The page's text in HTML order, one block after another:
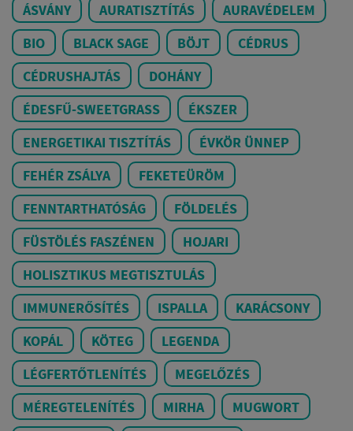
ÁSVÁNY AURATISZTÍTÁS
AURAVÉDELEM
BIO
BLACK SAGE BÖJT
CÉDRUS
CÉDRUSHAJTÁS
DOHÁNY
ÉDESFŰ-SWEETGRASS
ÉKSZER
ENERGETIKAI TISZTÍTÁS
ÉVKÖR ÜNNEP
FEHÉR ZSÁLYA
FEKETEÜRÖM
FENNTARTHATÓSÁG
FÖLDELÉS
FÜSTÖLÉS FASZÉNEN
HOJARI
HOLISZTIKUS MEGTISZTULÁS
IMMUNERŐSÍTÉS
ISPALLA
KARÁCSONY
KOPÁL
KÖTEG
LEGENDA
LÉGFERTŐTLENÍTÉS
MEGELŐZÉS
MÉREGTELENÍTÉS
MIRHA
MUGWORT